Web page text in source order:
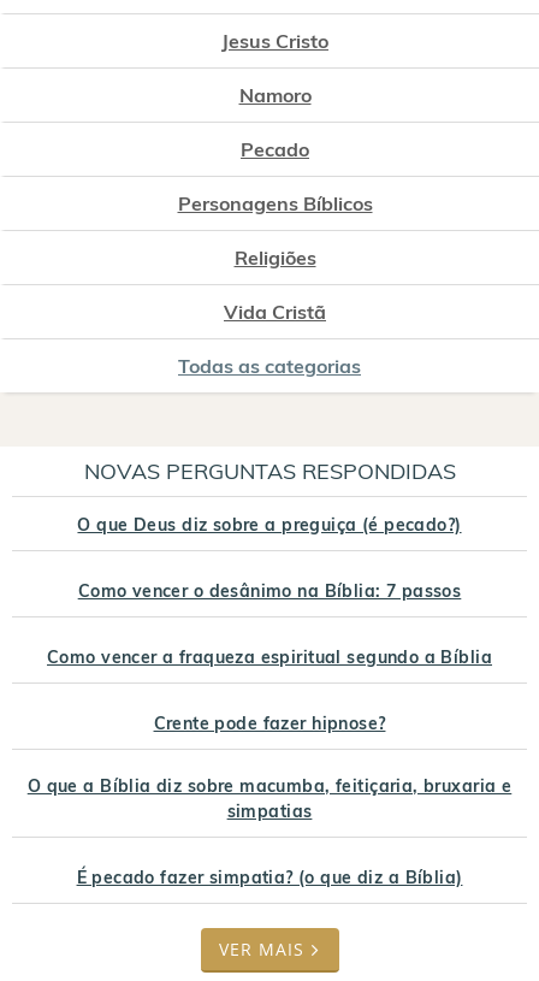
Jesus Cristo
Namoro
Pecado
Personagens Bíblicos
Religiões
Vida Cristã
Todas as categorias
NOVAS PERGUNTAS RESPONDIDAS
O que Deus diz sobre a preguiça (é pecado?)
Como vencer o desânimo na Bíblia: 7 passos
Como vencer a fraqueza espiritual segundo a Bíblia
Crente pode fazer hipnose?
O que a Bíblia diz sobre macumba, feitiçaria, bruxaria e
simpatias
É pecado fazer simpatia? (o que diz a Bíblia)
VER MAIS